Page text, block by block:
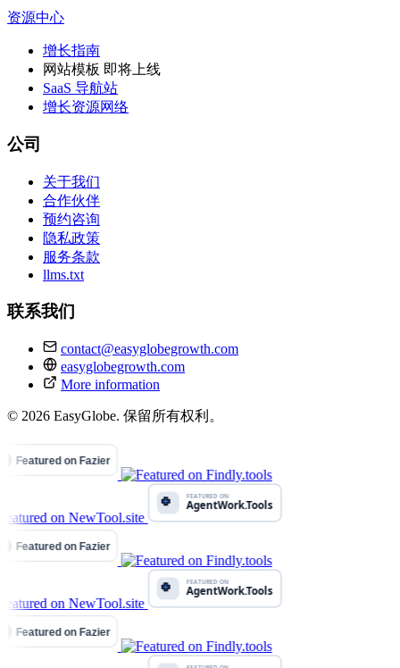
资源中心
增长指南
网站模板 即将上线
SaaS 导航站
增长资源网络
公司
关于我们
合作伙伴
预约咨询
隐私政策
服务条款
llms.txt
联系我们
contact@easyglobegrowth.com
easyglobegrowth.com
More information
© 2026 EasyGlobe. 保留所有权利。